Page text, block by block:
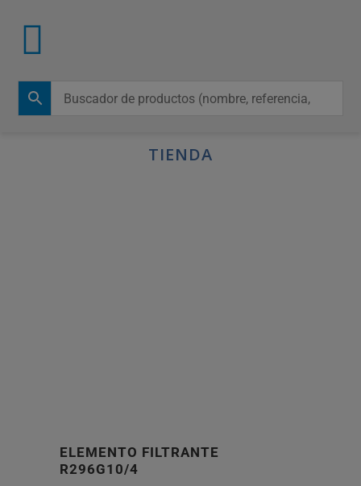
TIENDA
ELEMENTO FILTRANTE
R296G10/4